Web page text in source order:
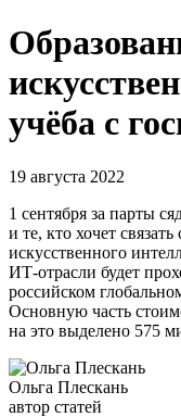
учёба с
19 августа 2022
1 сентября за парты
и те, кто хочет
искусственного
ИТ-отрасли будет
российском
Основную часть
на это выделено 575
Ольга Плескань
автор статей